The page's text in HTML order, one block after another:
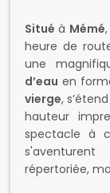
une
d’eau en
vierge,
hauteur
spectacle à
répertoriée,
Les activités